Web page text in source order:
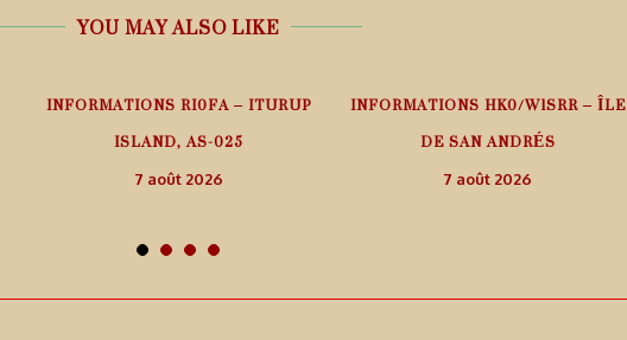
YOU MAY ALSO LIKE
INFORMATIONS RI0FA – ITURUP
ISLAND, AS-025
7 août 2026
INFORMATIONS HK0/W1SRR – ÎLE
DE SAN ANDRÉS
7 août 2026